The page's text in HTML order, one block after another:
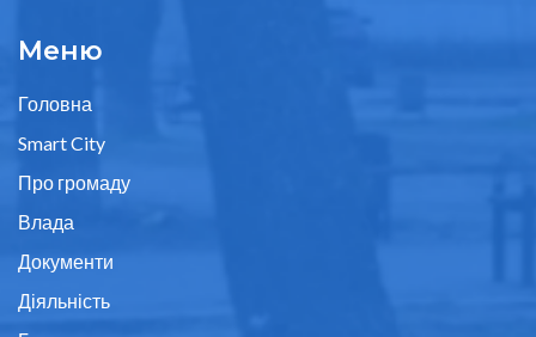
Меню
Головна
Smart City
Про громаду
Влада
Документи
Діяльність